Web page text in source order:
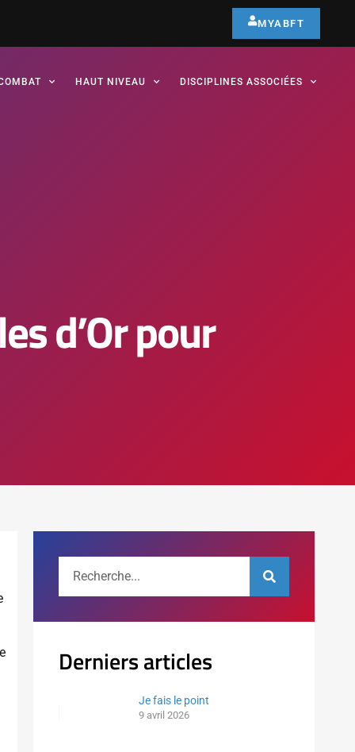
MYABFT
HAUT NIVEAU DISCIPLINES ASSOCIÉES
d’Or pour
Derniers articles
Je fais le point
9 avril 2026